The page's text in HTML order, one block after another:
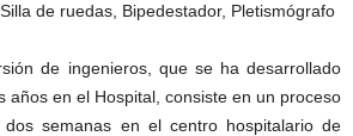
de ruedas, Bipedestador, Pletismógrafo
de ingenieros, que se ha desarrollado
años en el Hospital, consiste en un proceso
semanas en el centro hospitalario de